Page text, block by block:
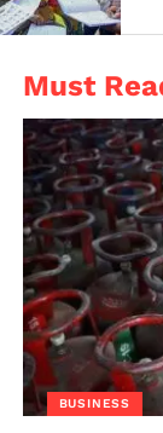
Must
BUSINESS